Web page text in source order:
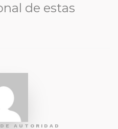
de estas
AUTORIDAD